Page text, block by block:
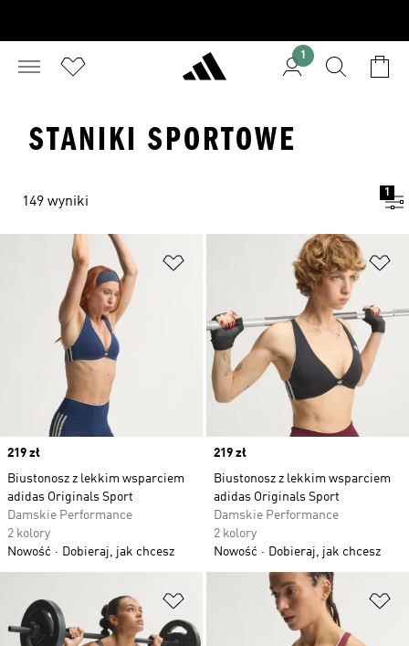
1
STANIKI SPORTOWE
149 wyniki
1
Dodaj do listy życzeń
Price
219 zł
Biustonosz z lekkim wsparciem
adidas Originals Sport
Damskie Performance
2 kolory
Nowość
Dobieraj, jak chcesz
Price
219 zł
Biustonosz z lekkim wsparciem
adidas Originals Sport
Damskie Performance
2 kolory
Nowość
Dobieraj, jak chcesz
Dodaj do listy życzeń